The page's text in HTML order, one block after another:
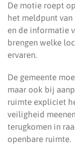
De motie roept
het meldpunt van
en de informatie
brengen welke
ervaren.
De gemeente
maar ook bij
ruimte expliciet
veiligheid
terugkomen in
openbare ruimte.